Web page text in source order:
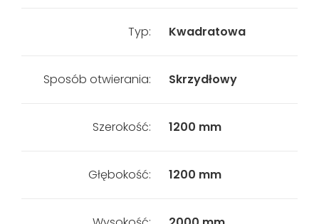
Typ: Kwadratowa
Sposób otwierania: Skrzydłowy
Szerokość: 1200 mm
Głębokość: 1200 mm